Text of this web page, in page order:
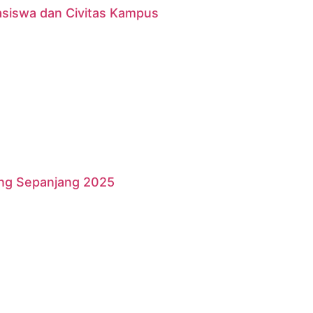
dan Civitas Kampus
Sepanjang 2025